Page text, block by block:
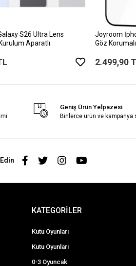
S26 Ultra Lens
Aparatlı
Joyroom
Göz
2.499,90
Geniş Ürün Yelpazesi
Binlerce ürün ve kampanya
KATEGORİLER
Kutu Oyunları
Kutu Oyunları
0-3 Oyuncak